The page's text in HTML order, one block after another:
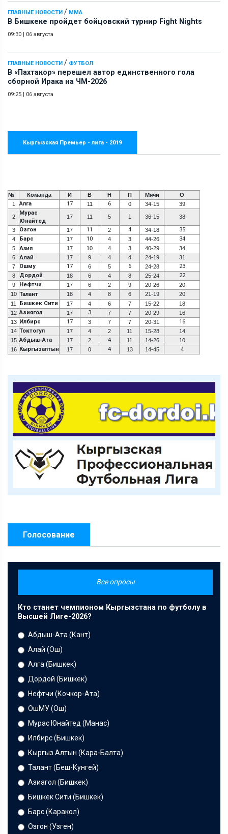
ГЛАВНЫЕ НОВОСТИ / ММА
В Бишкеке пройдет бойцовский турнир Fight Nights
09:30 | 06 августа
ГЛАВНЫЕ НОВОСТИ / ФУТБОЛ
В «Пахтакор» перешел автор единственного гола
сборной Ирака на ЧМ-2026
09:25 | 06 августа
Кыргызская Премьер - лига - 2019
№ Команда И В Н П Мячи
О
1
Алга 17 11 6 0 34-15 39
2
Мурас
Юнайтед
17 11 5 1 36-15 38
3 Озгон 17 11 2 4 34-18 35
4 Барс 17 10 4 3 44-26 34
5 Азия 17 10 4 3 40-29
34
6
Алай 17 9 4 4 24-19
31
7
Ошму 17 6 5 6 24-28 23
8 Дордой 18 6 4 8 25-24 22
9 Нефтчи 17 6 2 9 20-26
20
10 Талант 18 4 8 6 21-19
20
11
Бишкек Сити 17 4 6 7 15-22
18
12 Азиягол 17 3 7 7 20-29
16
13 Илбирс 17 3 7 7 20-31 16
14 Токтогул 17 4 2 11 15-28
14
15 Абдыш-Ата 17 2 4 11 14-26
10
16 Кыргызалтын 17 0 4 13 14-45 4
Голосование
Все опросы
Кто станет чемпионом Кыргызстана по футболу в
Высшей Лиге-2026?
Абдыш-Ата (Кант)
Алай (Ош)
Алга (Бишкек)
Дордой (Бишкек)
Нефтчи (Кочкор-Ата)
ОшМУ (Ош)
Мурас Юнайтед (Манас)
Илбирс (Бишкек)
Кыргыз Алтын (Кара-Балта)
Талант (Беш-Кунгей)
Азиагол (Бишкек)
Бишкек Сити (Бишкек)
Барс (Каракол)
Озгон (Узген)